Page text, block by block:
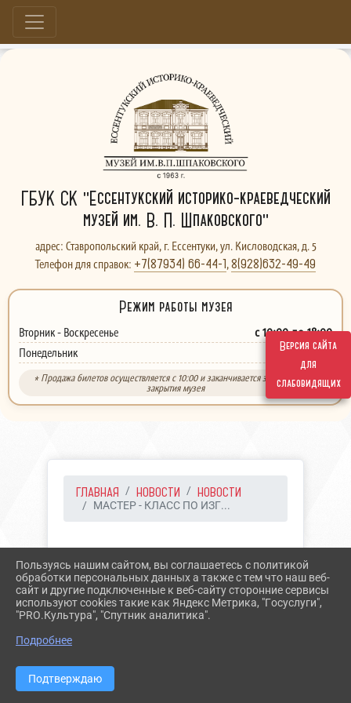
Версия сайта
для
слабовидящих
Больше, чем музей...
ГБУК СК "Ессентукский историко-краеведческий
музей им. В. П. Шпаковского"
адрес: Ставропольский край, г. Ессентуки, ул. Кисловодская, д. 5
Телефон для справок: +7(87934) 66-44-1,8(928)632-49-49
Режим работы музея
Вторник - Воскресенье с 10:00 до 18:00
Понедельник выходной
* Продажа билетов осуществляется с 10:00 и заканчивается за 30 минут до
закрытия музея
ГЛАВНАЯ НОВОСТИ НОВОСТИ
МАСТЕР - КЛАСС ПО ИЗГ...
МАСТЕР - КЛАСС ПО
ИЗГОТОВЛЕНИЮ
ЛУБОЧНОЙ КАРТИНКИ
Пользуясь нашим сайтом, вы соглашаетесь с политикой
обработки персональных данных а также с тем что наш веб-
сайт и другие подключенные к веб-сайту сторонние сервисы
используют cookies такие как Яндекс Метрика, "Госуслуги",
"PRO.Культура", "Спутник аналитика".
Подробнее
Подтверждаю